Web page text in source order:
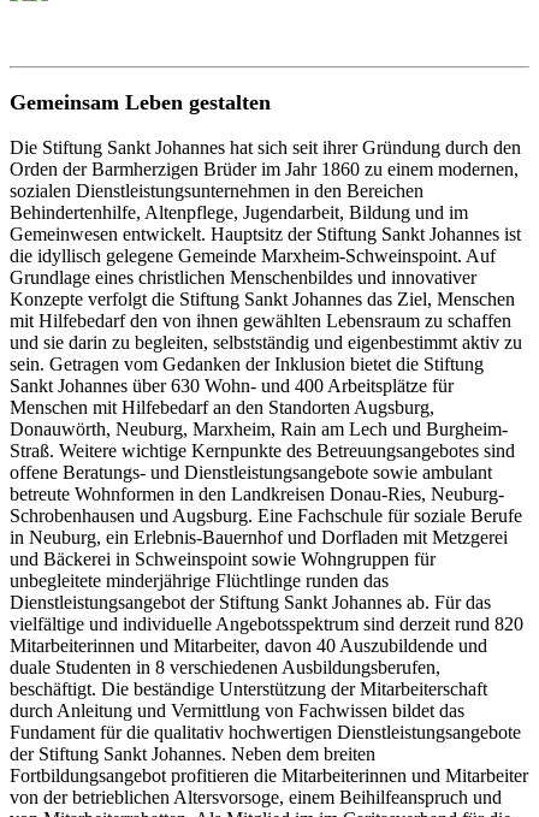
Gemeinsam Leben gestalten
Die Stiftung Sankt Johannes hat sich seit ihrer Gründung durch den
Orden der Barmherzigen Brüder im Jahr 1860 zu einem modernen,
sozialen Dienstleistungsunternehmen in den Bereichen
Behindertenhilfe, Altenpflege, Jugendarbeit, Bildung und im
Gemeinwesen entwickelt. Hauptsitz der Stiftung Sankt Johannes ist
die idyllisch gelegene Gemeinde Marxheim-Schweinspoint. Auf
Grundlage eines christlichen Menschenbildes und innovativer
Konzepte verfolgt die Stiftung Sankt Johannes das Ziel, Menschen
mit Hilfebedarf den von ihnen gewählten Lebensraum zu schaffen
und sie darin zu begleiten, selbstständig und eigenbestimmt aktiv zu
sein. Getragen vom Gedanken der Inklusion bietet die Stiftung
Sankt Johannes über 630 Wohn- und 400 Arbeitsplätze für
Menschen mit Hilfebedarf an den Standorten Augsburg,
Donauwörth, Neuburg, Marxheim, Rain am Lech und Burgheim-
Straß. Weitere wichtige Kernpunkte des Betreuungsangebotes sind
offene Beratungs- und Dienstleistungsangebote sowie ambulant
betreute Wohnformen in den Landkreisen Donau-Ries, Neuburg-
Schrobenhausen und Augsburg. Eine Fachschule für soziale Berufe
in Neuburg, ein Erlebnis-Bauernhof und Dorfladen mit Metzgerei
und Bäckerei in Schweinspoint sowie Wohngruppen für
unbegleitete minderjährige Flüchtlinge runden das
Dienstleistungsangebot der Stiftung Sankt Johannes ab. Für das
vielfältige und individuelle Angebotsspektrum sind derzeit rund 820
Mitarbeiterinnen und Mitarbeiter, davon 40 Auszubildende und
duale Studenten in 8 verschiedenen Ausbildungsberufen,
beschäftigt. Die beständige Unterstützung der Mitarbeiterschaft
durch Anleitung und Vermittlung von Fachwissen bildet das
Fundament für die qualitativ hochwertigen Dienstleistungsangebote
der Stiftung Sankt Johannes. Neben dem breiten
Fortbildungsangebot profitieren die Mitarbeiterinnen und Mitarbeiter
von der betrieblichen Altersvorsoge, einem Beihilfeanspruch und